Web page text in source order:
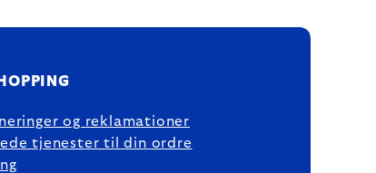
og reklamationer
tjenester til din ordre